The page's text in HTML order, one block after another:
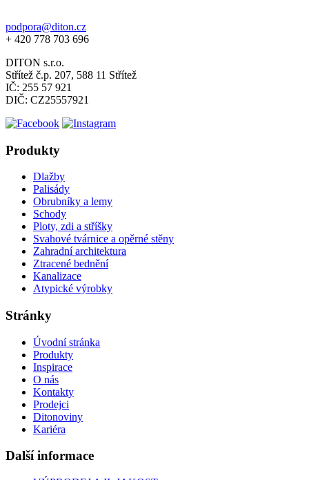
podpora@diton.cz
+ 420 778 703 696
DITON s.r.o.
Střítež č.p. 207, 588 11 Střítež
IČ: 255 57 921
DIČ: CZ25557921
Produkty
Dlažby
Palisády
Obrubníky a lemy
Schody
Ploty, zdi a stříšky
Svahové tvárnice a opěrné stěny
Zahradní architektura
Ztracené bednění
Kanalizace
Atypické výrobky
Stránky
Úvodní stránka
Produkty
Inspirace
O nás
Kontakty
Prodejci
Ditonoviny
Kariéra
Další informace